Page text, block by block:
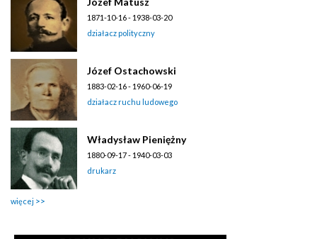
1871-10-16 - 1938-03-20
działacz polityczny
Józef Ostachowski
1883-02-16 - 1960-06-19
działacz ruchu ludowego
Władysław Pieniężny
1880-09-17 - 1940-03-03
drukarz
więcej